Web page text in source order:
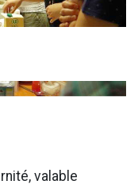
valable